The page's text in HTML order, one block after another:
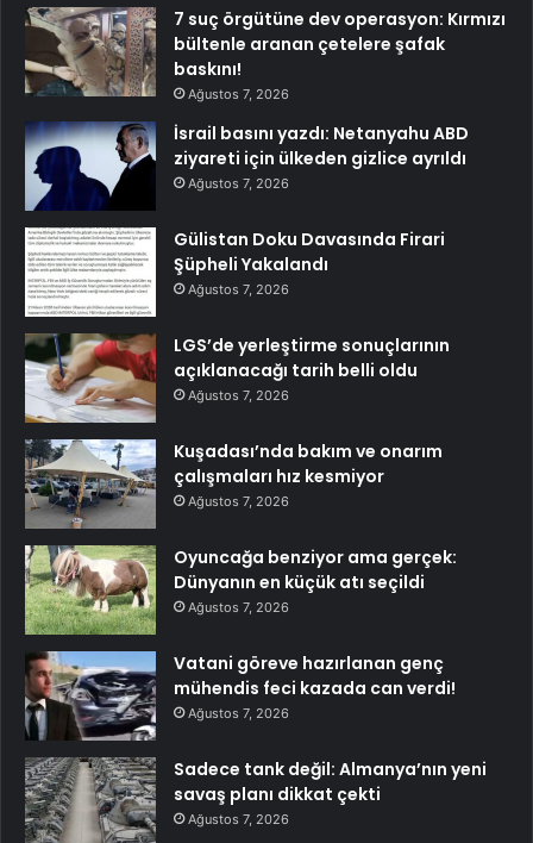
7 suç örgütüne dev operasyon: Kırmızı
bültenle aranan çetelere şafak
baskını!
Ağustos 7, 2026
İsrail basını yazdı: Netanyahu ABD
ziyareti için ülkeden gizlice ayrıldı
Ağustos 7, 2026
Gülistan Doku Davasında Firari
Şüpheli Yakalandı
Ağustos 7, 2026
LGS’de yerleştirme sonuçlarının
açıklanacağı tarih belli oldu
Ağustos 7, 2026
Kuşadası’nda bakım ve onarım
çalışmaları hız kesmiyor
Ağustos 7, 2026
Oyuncağa benziyor ama gerçek:
Dünyanın en küçük atı seçildi
Ağustos 7, 2026
Vatani göreve hazırlanan genç
mühendis feci kazada can verdi!
Ağustos 7, 2026
Sadece tank değil: Almanya’nın yeni
savaş planı dikkat çekti
Ağustos 7, 2026